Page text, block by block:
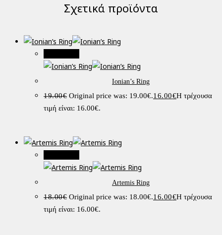
Σχετικά προϊόντα
Ionian’s Ring
19.00€ Original price was: 19.00€.16.00€Η τρέχουσα
τιμή είναι: 16.00€.
Artemis Ring
18.00€ Original price was: 18.00€.16.00€Η τρέχουσα
τιμή είναι: 16.00€.